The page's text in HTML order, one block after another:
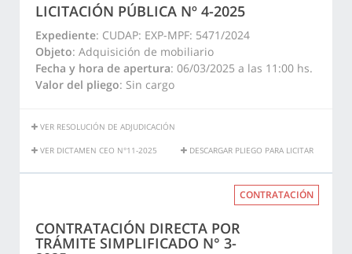
LICITACIÓN PÚBLICA Nº 4-2025
Expediente: CUDAP: EXP-MPF: 5471/2024
Objeto: Adquisición de mobiliario
Fecha y hora de apertura: 06/03/2025 a las 11:00 hs.
Valor del pliego: Sin cargo
VER RESOLUCIÓN DE ADJUDICACIÓN
VER DICTAMEN CEO N°11-2025 DESCARGAR PLIEGO PARA LICITAR
CONTRATACIÓN
CONTRATACIÓN DIRECTA POR
TRÁMITE SIMPLIFICADO N° 3-